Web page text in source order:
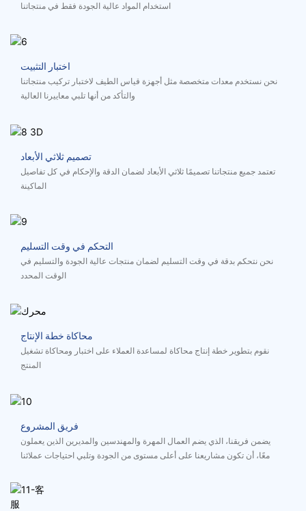
استخدام المواد عالية الجودة فقط في منتجاتنا
اختبار التثبيت
نحن نستخدم معدات متخصصة مثل أجهزة قياس الطيف لاختبار تركيب منتجاتنا
والتأكد من أنها تلبي معاييرنا العالية
تصميم ثلاثي الأبعاد
تعتمد جميع منتجاتنا تصميمًا ثلاثي الأبعاد لضمان الدقة والإحكام في كل تفاصيل
الماكينة
التحكم في وقت التسليم
نحن نتحكم بدقة في وقت التسليم لضمان منتجات عالية الجودة والتسليم في
الوقت المحدد
محاكاة خطة الإنتاج
نقوم بتطوير خطة إنتاج محاكاة لمساعدة العملاء على اختبار ومحاكاة تشغيل
المنتج
فريق المشروع
يضمن فريقنا، الذي يضم العمال المهرة والمهندسين والمديرين الذين يعملون
معًا، أن تكون مشاريعنا على أعلى مستوى من الجودة وتلبي احتياجات عملائنا